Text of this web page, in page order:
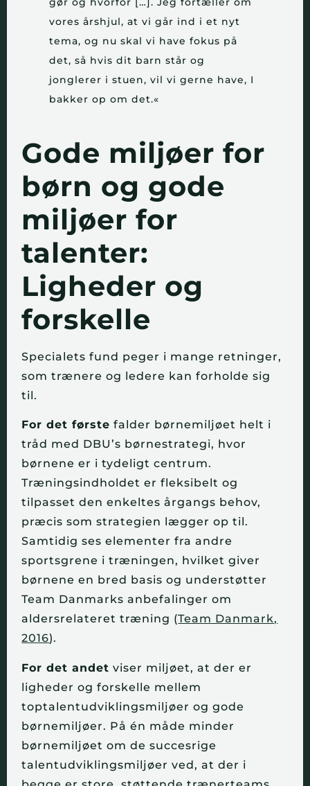
vores årshjul, at vi går ind i et nyt
tema, og nu skal vi have fokus på
det, så hvis dit barn står og
jonglerer i stuen, vil vi gerne have, I
bakker op om det.«
Gode miljøer for
børn og gode
miljøer for
talenter:
Ligheder og
forskelle
Specialets fund peger i mange retninger,
som trænere og ledere kan forholde sig
til.
For det første falder børnemiljøet helt i
tråd med DBU’s børnestrategi, hvor
børnene er i tydeligt centrum.
Træningsindholdet er fleksibelt og
tilpasset den enkeltes årgangs behov,
præcis som strategien lægger op til.
Samtidig ses elementer fra andre
sportsgrene i træningen, hvilket giver
børnene en bred basis og understøtter
Team Danmarks anbefalinger om
aldersrelateret træning (Team Danmark,
2016).
For det andet viser miljøet, at der er
ligheder og forskelle mellem
toptalentudviklingsmiljøer og gode
børnemiljøer. På én måde minder
børnemiljøet om de succesrige
talentudviklingsmiljøer ved, at der i